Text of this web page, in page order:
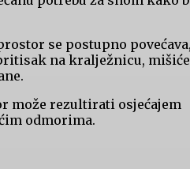
se postupno
na kralježnicu,
može rezultirati osjećajem
odmorima.